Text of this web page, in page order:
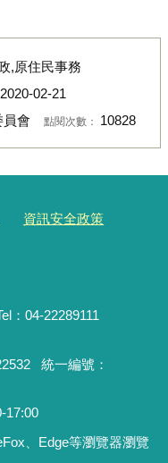
,原住民事務
2020-02-21
員會 點閱次數： 10828
資訊安全政策
：04-22289111
統一編號：
17:00
、Edge等瀏覽器瀏覽